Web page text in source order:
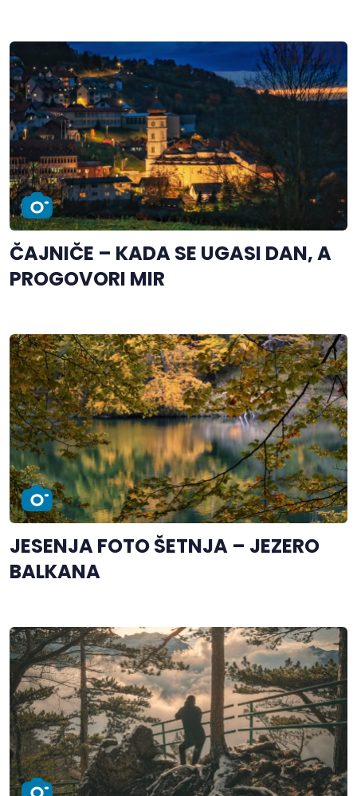
ČAJNIČE – KADA SE UGASI DAN, A
PROGOVORI MIR
JESENJA FOTO ŠETNJA – JEZERO
BALKANA